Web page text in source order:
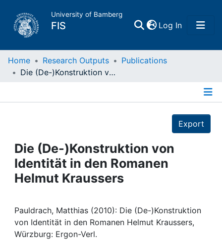
University of Bamberg
FIS Log In(current)
Home
Projects
People
Awards
Home Research Outputs
Publications
Die (De-)Konstruktion von Identität in den Romanen Helmut Kraussers
Export
Die (De-)Konstruktion von
Identität in den Romanen
Helmut Kraussers
Pauldrach, Matthias (2010): Die (De-)Konstruktion
von Identität in den Romanen Helmut Kraussers,
Würzburg: Ergon-Verl.